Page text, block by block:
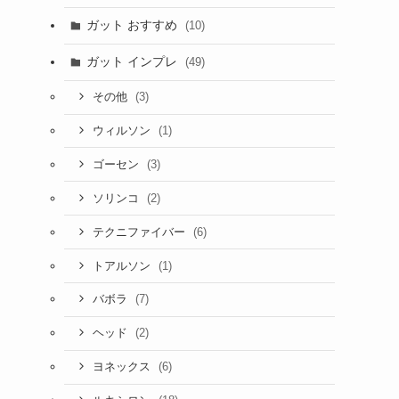
ガット おすすめ (10)
ガット インプレ (49)
その他 (3)
ウィルソン (1)
ゴーセン (3)
ソリンコ (2)
テクニファイバー (6)
トアルソン (1)
バボラ (7)
ヘッド (2)
ヨネックス (6)